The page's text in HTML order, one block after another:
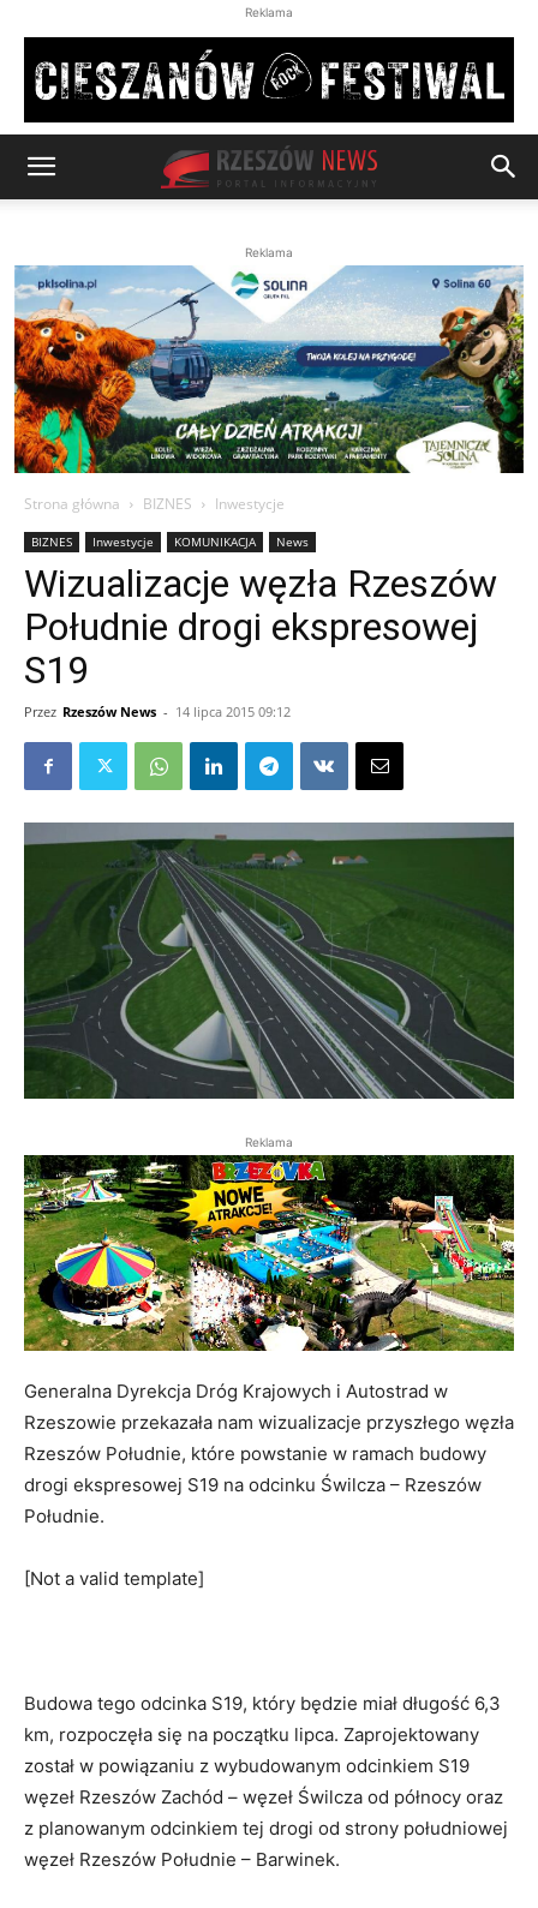
Reklama
Reklama
Strona główna BIZNES Inwestycje
BIZNES Inwestycje KOMUNIKACJA News
Wizualizacje węzła Rzeszów
Południe drogi ekspresowej
S19
Przez Rzeszów News - 14 lipca 2015 09:12
Reklama
Generalna Dyrekcja Dróg Krajowych i Autostrad w
Rzeszowie przekazała nam wizualizacje przyszłego węzła
Rzeszów Południe, które powstanie w ramach budowy
drogi ekspresowej S19 na odcinku Świlcza – Rzeszów
Południe.
[Not a valid template]
Budowa tego odcinka S19, który będzie miał długość 6,3
km, rozpoczęła się na początku lipca. Zaprojektowany
został w powiązaniu z wybudowanym odcinkiem S19
węzeł Rzeszów Zachód – węzeł Świlcza od północy oraz
z planowanym odcinkiem tej drogi od strony południowej
węzeł Rzeszów Południe – Barwinek.